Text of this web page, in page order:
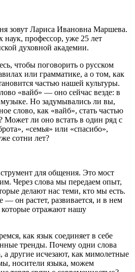
зовут Лариса Ивановна Маршева.
наук, профессор, уже 25 лет
духовной академии.
чтобы поговорить о русском
или грамматике, а о том, как
частью нашей культуры.
«вайб» — оно сейчас везде: в
музыке. Но задумывались ли вы,
слово, как «вайб», стать частью
Может ли оно встать в один ряд с
«семья» или «спасибо»,
сотни лет?
для общения. Это мост
Через слова мы передаем опыт,
делают нас теми, кто мы есть.
— он растет, развивается, и в нем
отражают нашу
как язык соединяет в себе
тренды. Почему одни слова
а другие исчезают, как мимолетные
носители языка, можем